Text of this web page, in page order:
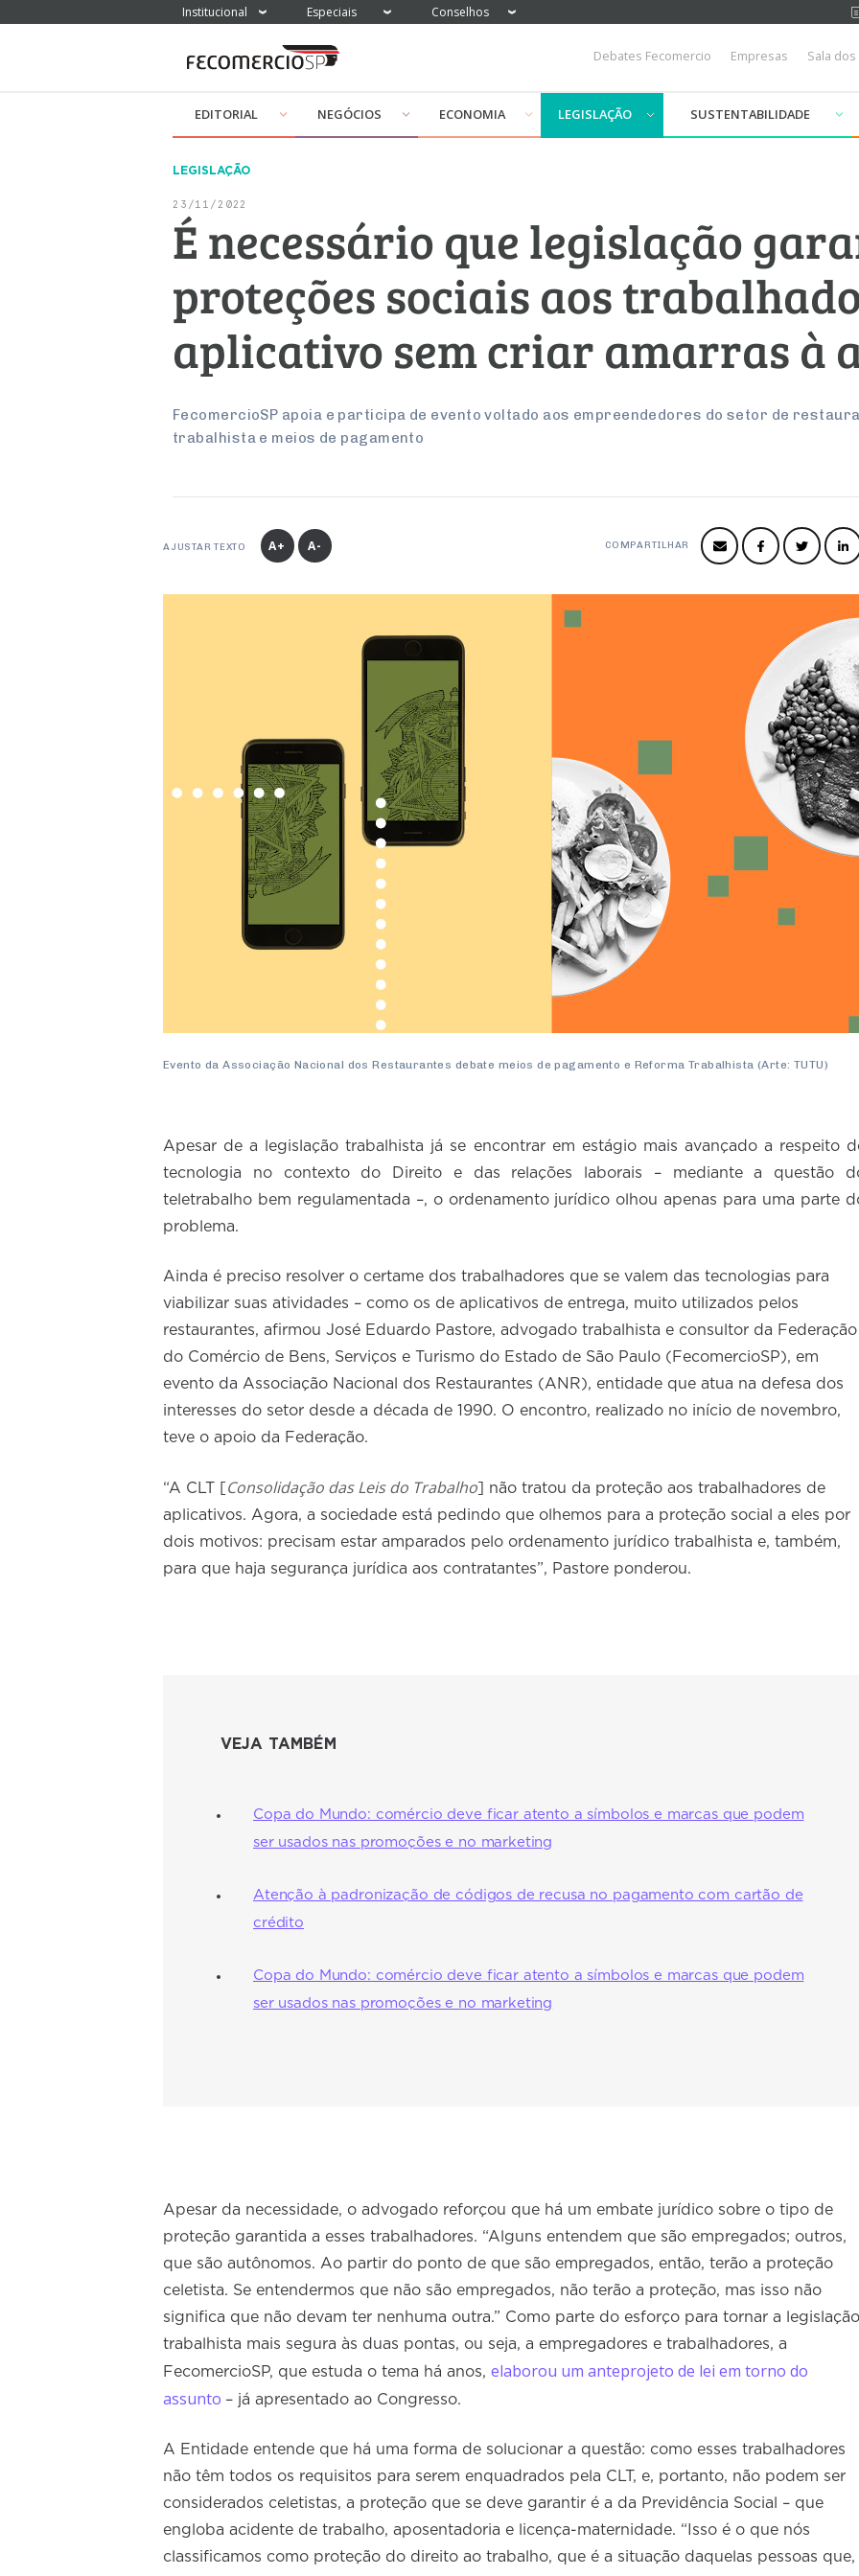
Institucional Especiais Conselhos
Debates Fecomercio Empresas Sala
EDITORIAL NEGÓCIOS ECONOMIA LEGISLAÇÃO SUSTENTABILIDADE
LEGISLAÇÃO
23/11/2022
É necessário que legislação
proteções sociais aos
aplicativo sem criar amarras à
FecomercioSP apoia e participa de evento voltado aos empreendedores do setor de
trabalhista e meios de pagamento
AJUSTAR TEXTO A+ A- COMPARTILHAR
Evento da Associação Nacional dos Restaurantes debate meios de pagamento e Reforma Trabalhista (Arte: TUTU)
Apesar de a legislação trabalhista já se encontrar em estágio mais avançado a respeito
tecnologia no contexto do Direito e das relações laborais – mediante a questão
teletrabalho bem regulamentada –, o ordenamento jurídico olhou apenas para uma parte
problema.
Ainda é preciso resolver o certame dos trabalhadores que se valem das tecnologias para
viabilizar suas atividades – como os de aplicativos de entrega, muito utilizados pelos
restaurantes, afirmou José Eduardo Pastore, advogado trabalhista e consultor da Federação
do Comércio de Bens, Serviços e Turismo do Estado de São Paulo (FecomercioSP), em
evento da Associação Nacional dos Restaurantes (ANR), entidade que atua na defesa dos
interesses do setor desde a década de 1990. O encontro, realizado no início de novembro,
teve o apoio da Federação.
“A CLT [ Consolidação das Leis do Trabalho ] não tratou da proteção aos trabalhadores de
aplicativos. Agora, a sociedade está pedindo que olhemos para a proteção social a eles por
dois motivos: precisam estar amparados pelo ordenamento jurídico trabalhista e, também,
para que haja segurança jurídica aos contratantes”, Pastore ponderou.
VEJA TAMBÉM
Copa do Mundo: comércio deve ficar atento a símbolos e marcas que podem
ser usados nas promoções e no marketing
Atenção à padronização de códigos de recusa no pagamento com cartão de
crédito
Copa do Mundo: comércio deve ficar atento a símbolos e marcas que podem
ser usados nas promoções e no marketing
Apesar da necessidade, o advogado reforçou que há um embate jurídico sobre o tipo de
proteção garantida a esses trabalhadores. “Alguns entendem que são empregados; outros,
que são autônomos. Ao partir do ponto de que são empregados, então, terão a proteção
celetista. Se entendermos que não são empregados, não terão a proteção, mas isso não
significa que não devam ter nenhuma outra.” Como parte do esforço para tornar a legislação
trabalhista mais segura às duas pontas, ou seja, a empregadores e trabalhadores, a
FecomercioSP, que estuda o tema há anos, elaborou um anteprojeto de lei em torno do
assunto – já apresentado ao Congresso.
A Entidade entende que há uma forma de solucionar a questão: como esses trabalhadores
não têm todos os requisitos para serem enquadrados pela CLT, e, portanto, não podem ser
considerados celetistas, a proteção que se deve garantir é a da Previdência Social – que
engloba acidente de trabalho, aposentadoria e licença-maternidade. “Isso é o que nós
classificamos como proteção do direito ao trabalho, que é a situação daquelas pessoas que,